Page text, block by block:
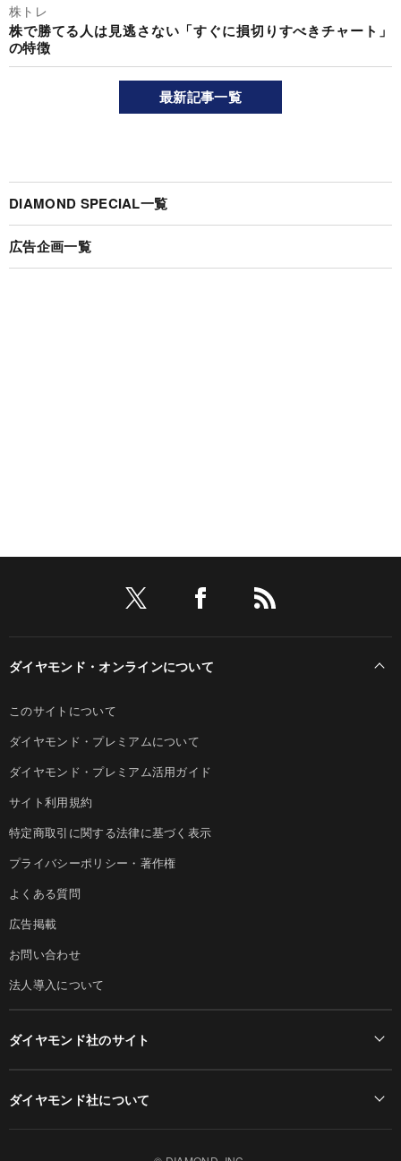
株トレ
株で勝てる人は見逃さない「すぐに損切りすべきチャート」
の特徴
最新記事一覧
DIAMOND SPECIAL一覧
広告企画一覧
ダイヤモンド・オンラインについて
このサイトについて
ダイヤモンド・プレミアムについて
ダイヤモンド・プレミアム活用ガイド
サイト利用規約
特定商取引に関する法律に基づく表示
プライバシーポリシー・著作権
よくある質問
広告掲載
お問い合わせ
法人導入について
ダイヤモンド社のサイト
ダイヤモンド社について